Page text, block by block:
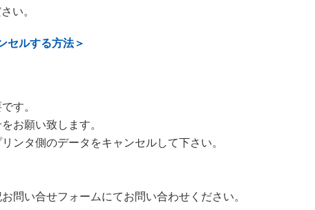
い。
セルする方法＞
す。
お願い致します。
ンタ側のデータをキャンセルして下さい。
問い合せフォームにてお問い合わせください。